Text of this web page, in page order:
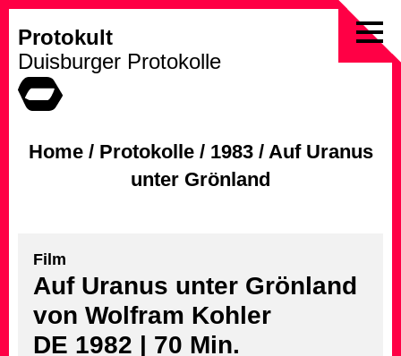
to
Protokult
Duisburger Protokolle
Home/ Protokolle/ 1983/ Auf Uranus
unter Grönland
Film
Auf Uranus unter Grönland
von Wolfram Kohler
DE 1982 | 70 Min.